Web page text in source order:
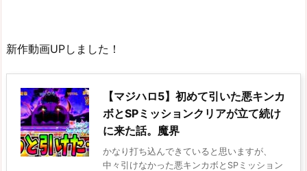
新作動画UPしました！
【マジハロ5】初めて引いた悪キンカ
ボとSPミッションクリアが立て続け
に来た話。魔界
かなり打ち込んできていると思いますが、
中々引けなかった悪キンカボとSPミッション